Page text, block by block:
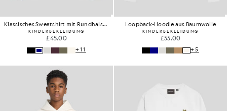
Klassisches Sweatshirt mit Rundhalsausschnitt
KINDERBEKLEIDUNG
£45.00
+11
Loopback-Hoodie aus Baumwolle
KINDERBEKLEIDUNG
£55.00
+5